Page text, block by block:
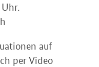
auf
per Video